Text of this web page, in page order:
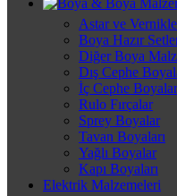
Astar ve
Boya Hazır
Diğer Boya
Dış Cephe
İç Cephe Boyalar
Rulo Fırçalar
Sprey Boyalar
Tavan Boyaları
Yağlı Boyalar
Kapı Boyaları
Elektrik Malzemeleri